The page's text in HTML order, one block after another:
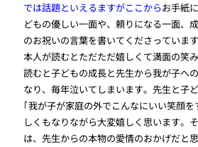
では話題といえるますがここからお手紙
どもの優しい一面や、頼りになる一面、
のお祝いの言葉を書いてくださっていま
本人が読むとただただ嬉しくて満面の笑
読むと子どもの成長と先生から我が子へ
なり、毎年泣いてしまいます。先生と子
｢我が子が家庭の外でこんなにいい笑顔
しくもなりながら大変嬉しく思います。
は、先生からの本物の愛情のおかげだと